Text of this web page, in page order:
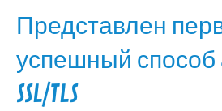
Представлен
успешный способ
SSL/TLS